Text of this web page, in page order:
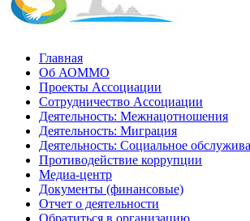
Главная
Об АОММО
Проекты Ассоциации
Сотрудничество Ассоциации
Деятельность: Межнацотношения
Деятельность: Миграция
Деятельность: Социальное
Противодействие коррупции
Медиа-центр
Документы (финансовые)
Отчет о деятельности
Обратиться в организацию